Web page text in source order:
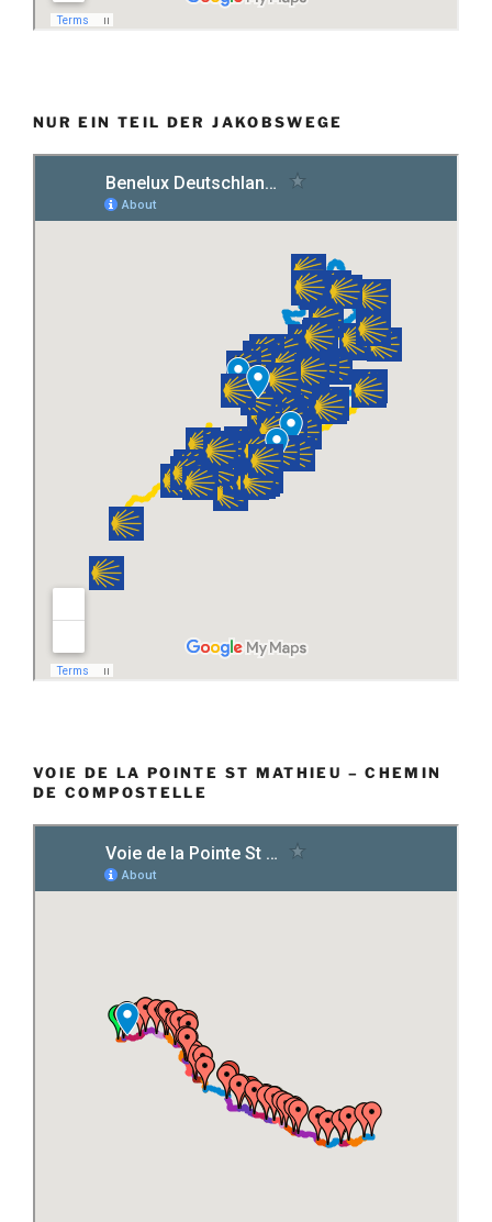
NUR EIN TEIL DER JAKOBSWEGE
VOIE DE LA POINTE ST MATHIEU – CHEMIN
DE COMPOSTELLE